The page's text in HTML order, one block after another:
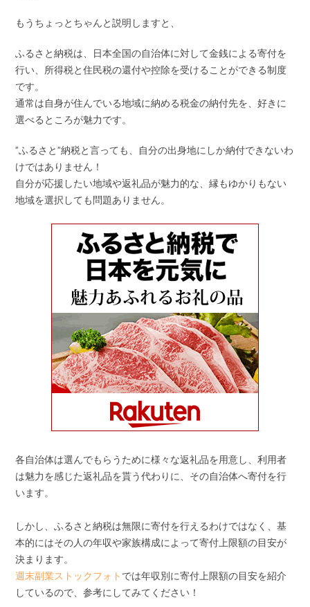
もうちょっとちゃんと説明しますと、
ふるさと納税は、日本全国の自治体に対して金銭による寄付を
行い、所得税と住民税の還付や控除を受けることができる制度
です。
通常は自身が住んでいる地域に納める税金の納付先を、好きに
選べるところが魅力です。
”ふるさと”納税と言っても、自分の出身地にしか納付できないわ
けではありません！
自分が応援したい地域や返礼品が魅力的な、縁もゆかりもない
地域を選択しても問題ありません。
各自治体は選んでもらうために様々な返礼品を用意し、利用者
は魅力を感じた返礼品を貰う代わりに、その自治体へ寄付を行
います。
しかし、ふるさと納税は無限に寄付を行えるわけではなく、基
本的にはその人の年収や家族構成によって寄付上限額の目安が
決まります。
週末副業ストックフォト では年収別に寄付上限額の目安を紹介
しているので、参考にしてみてください！